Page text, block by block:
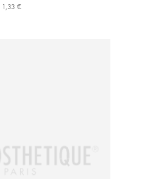
1,33 €